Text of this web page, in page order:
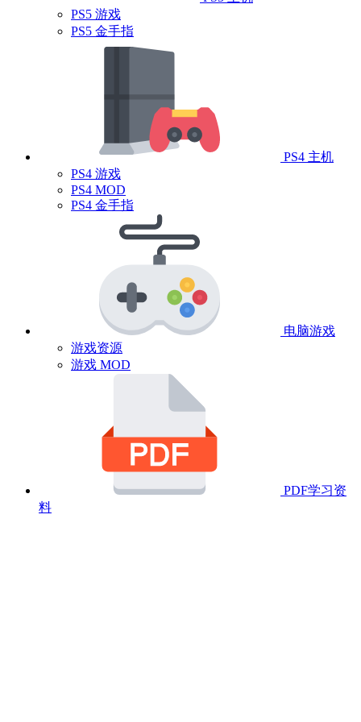
PS5 游戏
PS5 金手指
PS4 主机
PS4 游戏
PS4 MOD
PS4 金手指
电脑游戏
游戏资源
游戏 MOD
PDF学习资
料